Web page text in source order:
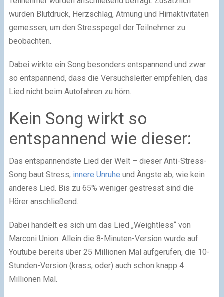
wurden Blutdruck, Herzschlag, Atmung und Hirnaktivitäten
gemessen, um den Stresspegel der Teilnehmer zu
beobachten.
Dabei wirkte ein Song besonders entspannend und zwar
so entspannend, dass die Versuchsleiter empfehlen, das
Lied nicht beim Autofahren zu hörn.
Kein Song wirkt so
entspannend wie dieser:
Das entspannendste Lied der Welt – dieser Anti-Stress-
Song baut Stress, innere Unruhe und Ängste ab, wie kein
anderes Lied. Bis zu 65% weniger gestresst sind die
Hörer anschließend.
Dabei handelt es sich um das Lied „Weightless“ von
Marconi Union. Allein die 8-Minuten-Version wurde auf
Youtube bereits über 25 Millionen Mal aufgerufen, die 10-
Stunden-Version (krass, oder) auch schon knapp 4
Millionen Mal.